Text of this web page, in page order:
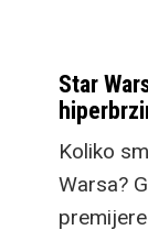
Star
Koliko
Warsa?